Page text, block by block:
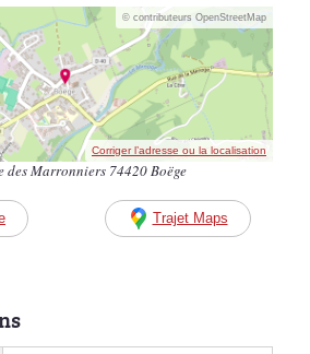
© contributeurs OpenStreetMap
Corriger l’adresse ou la localisation
des Marronniers 74420 Boëge
Trajet Maps